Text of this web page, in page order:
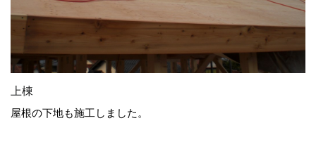
上棟
屋根の下地も施工しました。